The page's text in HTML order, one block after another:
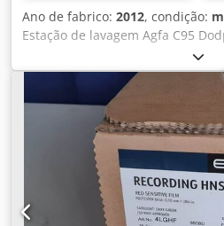
Ano de fabrico: 2012, condição:
Estação de lavagem Agfa C95